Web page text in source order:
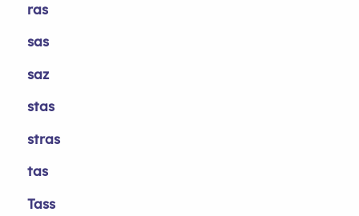
ras
sas
saz
stas
stras
tas
Tass